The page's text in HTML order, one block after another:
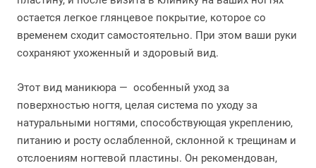
остается легкое глянцевое покрытие, которое со
временем сходит самостоятельно. При этом ваши руки
сохраняют ухоженный и здоровый вид.
Этот вид маникюра — особенный уход за
поверхностью ногтя, целая система по уходу за
натуральными ногтями, способствующая укреплению,
питанию и росту ослабленной, склонной к трещинам и
отслоениям ногтевой пластины. Он рекомендован,